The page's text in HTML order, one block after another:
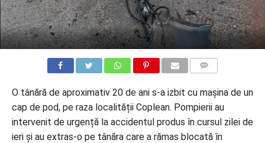
O tânără de aproximativ 20 de ani s-a izbit cu mașina de un
cap de pod, pe raza localității Coplean. Pompierii au
intervenit de urgență la accidentul produs în cursul zilei de
ieri și au extras-o pe tânăra care a rămas blocată în